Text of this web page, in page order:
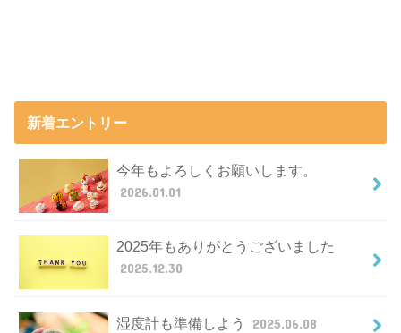
新着エントリー
今年もよろしくお願いします。
2026.01.01
2025年もありがとうございました
2025.12.30
湿度計も準備しよう 2025.06.08